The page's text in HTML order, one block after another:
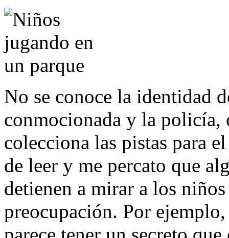
No se conoce la identidad
conmocionada y la
colecciona las pistas para
de leer y me percato que
detienen a mirar a los
preocupación. Por